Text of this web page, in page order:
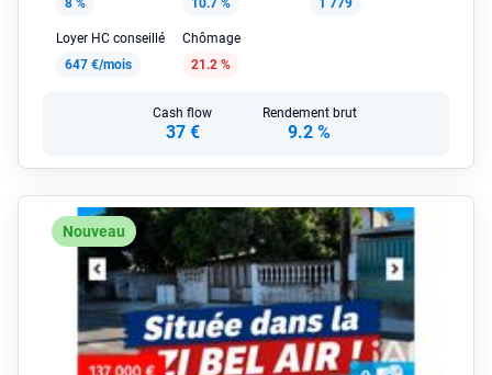
Loyer HC conseillé
647 €/mois
Chômage
21.2 %
Cash flow
37 €
Rendement brut
9.2 %
Nouveau